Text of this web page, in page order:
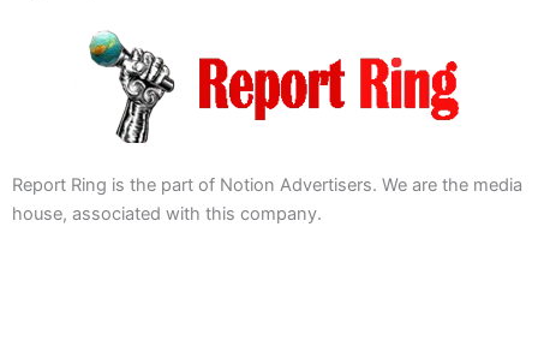
Report Ring is the part of Notion Advertisers. We are the media
house, associated with this company.